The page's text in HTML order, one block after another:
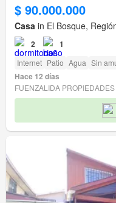
$ 90.000.000
Casa in El Bosque,
2 1
Internet Patio Agua Sin
Hace 12 días
FUENZALIDA PROPIEDADES